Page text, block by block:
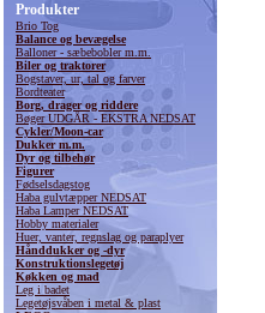
Produkter
Brio Tog
Balance og bevægelse
Balloner - sæbebobler m.m.
Biler og traktorer
Bogstaver, ur, tal og farver
Bordteater
Borg, drager og riddere
Bøger UDGÅR - EKSTRA NEDSAT
Cykler/Moon-car
Dukker m.m.
Dyr og tilbehør
Figurer
Fødselsdagstog
Haba gulvtæpper NEDSAT
Haba Lamper NEDSAT
Hobby materialer
Huer, vanter, regnslag og paraplyer
Hånddukker og -dyr
Konstruktionslegetøj
Køkken og mad
Leg i badet
Legetøjsvåben i metal & plast